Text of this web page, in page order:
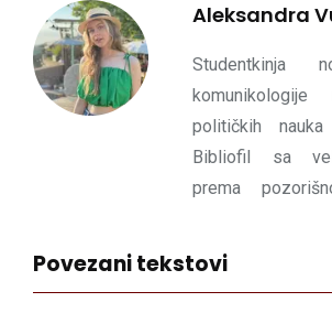
Aleksandra
Studentkinja
komunikologije
političkih
Bibliofil sa
prema
Povezani tekstovi